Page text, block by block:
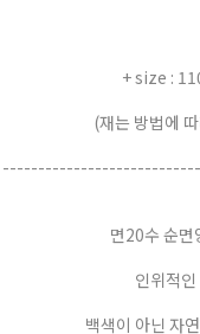
+ size :
(재는 방법에
면20수 순면
인위적
백색이 아닌 자